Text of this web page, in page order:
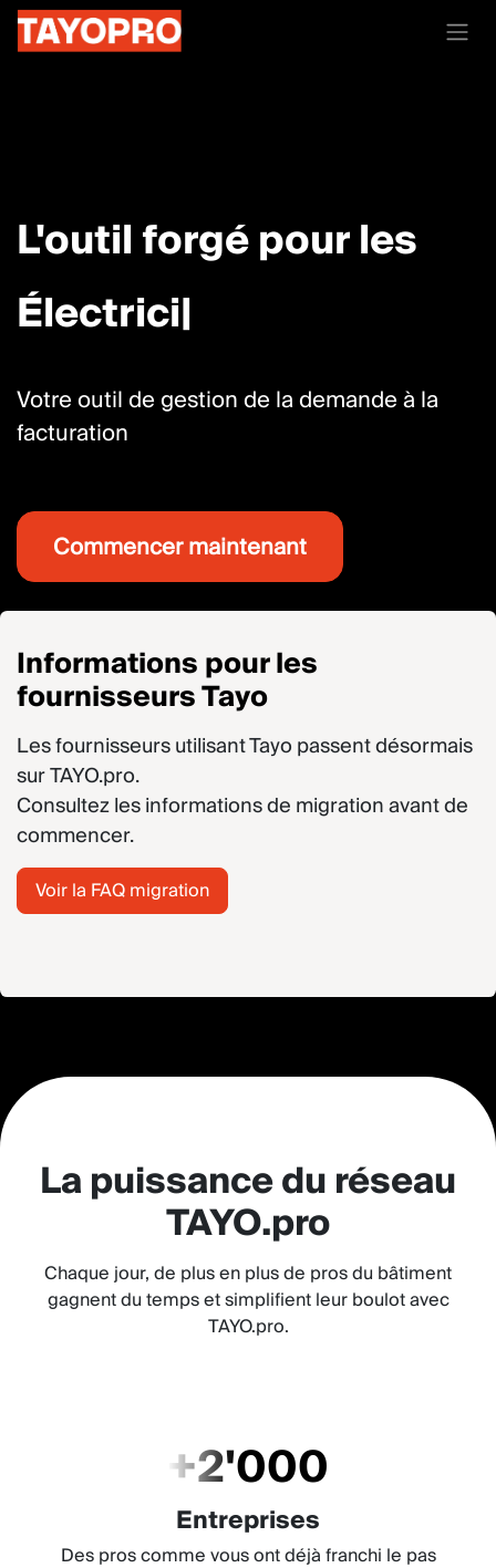
Se rendre au contenu
L'outil forgé pour les​
Me|
Votre outil de gestion de la demande à la
facturation
Commencer maintenant
Informations pour les
fournisseurs Tayo
Les fournisseurs utilisant Tayo passent désormais
surTAYO.pro.
Consultez les informations de migration avant de
commencer.
Voir la FAQ migration
La puissance du réseau
TAYO.pro
Chaque jour, de plus en plus de pros du bâtiment
gagnent du temps et simplifient leur boulot avec
TAYO.pro.
+2'000
Entreprises
Des pros comme vous ont déjà franchi le pas